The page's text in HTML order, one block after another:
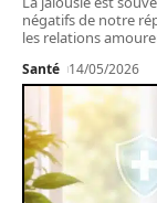
négatifs de notre
les relations
Santé 14/05/2026